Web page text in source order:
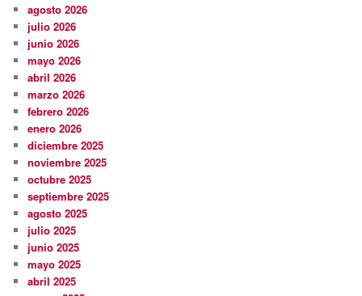
agosto 2026
julio 2026
junio 2026
mayo 2026
abril 2026
marzo 2026
febrero 2026
enero 2026
diciembre 2025
noviembre 2025
octubre 2025
septiembre 2025
agosto 2025
julio 2025
junio 2025
mayo 2025
abril 2025